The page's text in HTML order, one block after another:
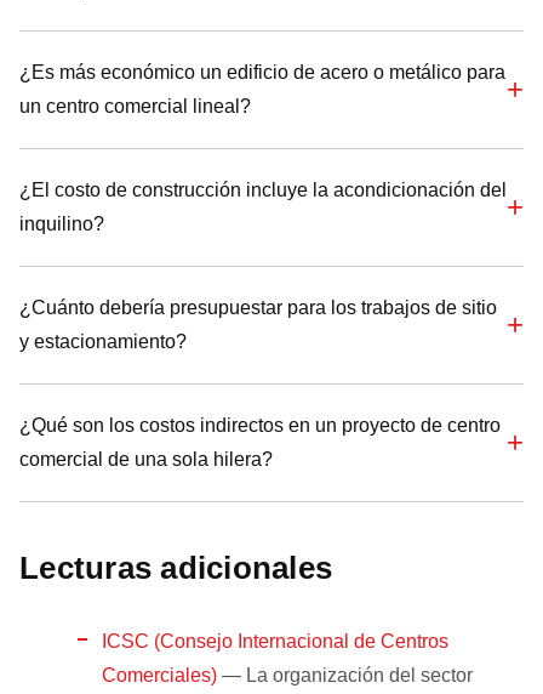
¿Es más económico un edificio de acero o metálico para
un centro comercial lineal?
¿El costo de construcción incluye la acondicionación del
inquilino?
¿Cuánto debería presupuestar para los trabajos de sitio
y estacionamiento?
¿Qué son los costos indirectos en un proyecto de centro
comercial de una sola hilera?
Lecturas adicionales
ICSC (Consejo Internacional de Centros
Comerciales) — La organización del sector